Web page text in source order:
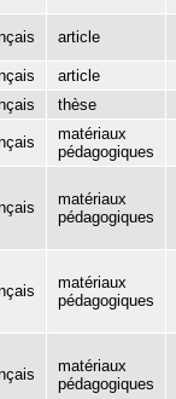
article
article
thèse
matériaux
pédagogiques
matériaux
pédagogiques
matériaux
pédagogiques
matériaux
pédagogiques